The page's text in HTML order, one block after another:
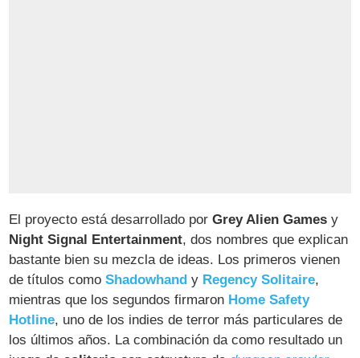
El proyecto está desarrollado porGrey Alien Games y
Night Signal Entertainment, dos nombres que explican
bastante bien su mezcla de ideas. Los primeros vienen
de títulos comoShadowhand y Regency Solitaire,
mientras que los segundos firmaron Home Safety
Hotline, uno de los indies de terror más particulares de
los últimos años. La combinación da como resultado un